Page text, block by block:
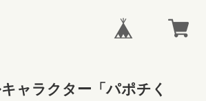
ャラクター「パポチく